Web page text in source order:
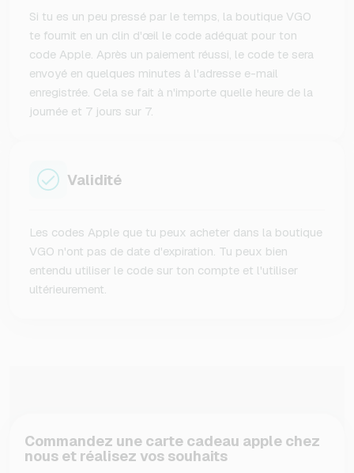
Si tu es un peu pressé par le temps, la boutique VGO
te fournit en un clin d'œil le code adéquat pour ton
code Apple. Après un paiement réussi, le code te sera
envoyé en quelques minutes à l'adresse e-mail
enregistrée. Cela se fait à n'importe quelle heure de la
journée et 7 jours sur 7.
Validité
Les codes Apple que tu peux acheter dans la boutique
VGO n'ont pas de date d'expiration. Tu peux bien
entendu utiliser le code sur ton compte et l'utiliser
ultérieurement.
Commandez une carte cadeau apple chez
nous et réalisez vos souhaits